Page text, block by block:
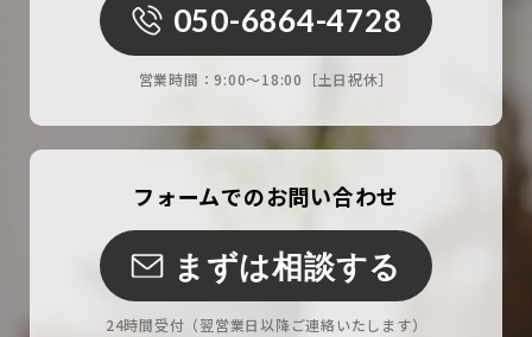
050-6864-4728
営業時間：9:00〜18:00［土日祝休］
フォームでのお問い合わせ
まずは相談する
24時間受付 （翌営業日以降ご連絡いたします）